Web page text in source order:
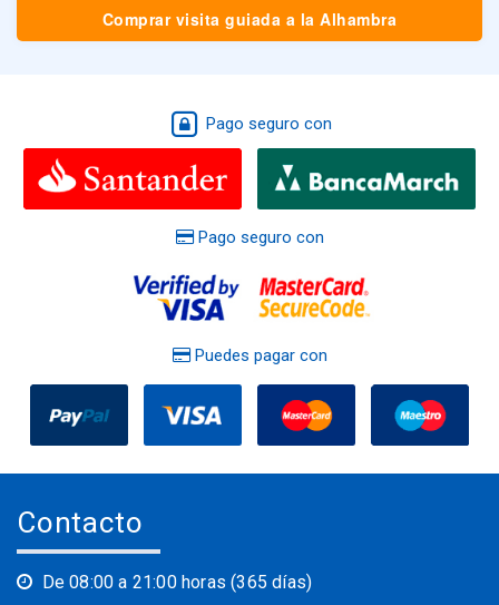
Comprar visita guiada a la Alhambra
Pago seguro con
Pago seguro con
Puedes pagar con
Contacto
De 08:00 a 21:00 horas (365 días)